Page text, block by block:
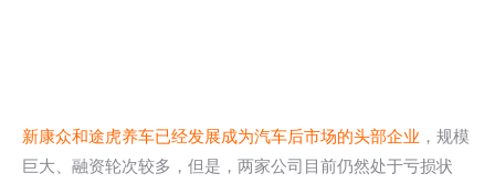
新康众和途虎养车已经发展成为汽车后市场的头部企业 ，规模
巨大、融资轮次较多，但是，两家公司目前仍然处于亏损状